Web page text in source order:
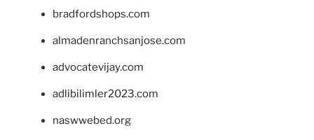
bradfordshops.com
almadenranchsanjose.com
advocatevijay.com
adlibilimler2023.com
naswwebed.org